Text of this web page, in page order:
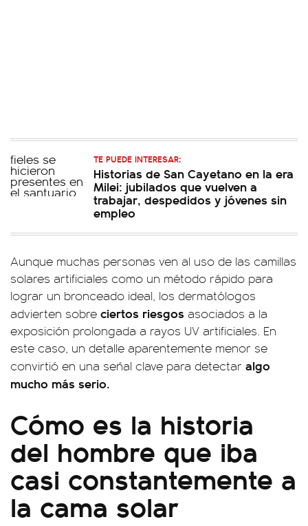
TE PUEDE INTERESAR:
Historias de San Cayetano en la era
Milei: jubilados que vuelven a
trabajar, despedidos y jóvenes sin
empleo
Aunque muchas personas ven al uso de las camillas
solares artificiales como un método rápido para
lograr un bronceado ideal, los dermatólogos
advierten sobre ciertos riesgos asociados a la
exposición prolongada a rayos UV artificiales. En
este caso, un detalle aparentemente menor se
convirtió en una señal clave para detectar algo
mucho más serio.
Cómo es la historia
del hombre que iba
casi constantemente a
la cama solar